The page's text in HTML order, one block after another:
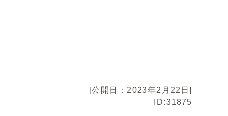
[公開日：2023年2月22日]
ID:31875